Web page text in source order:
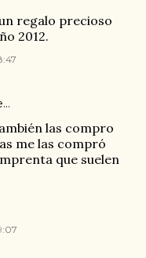
regalo precioso
2012.
las compro
me las compró
que suelen